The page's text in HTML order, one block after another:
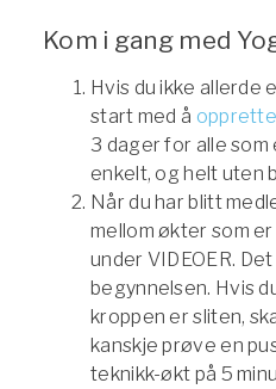
Kom i gang med
Hvis du ikke allerde
start med å
3 dager for alle som
enkelt, og helt uten
Når du har blitt
mellom økter som
under VIDEOER.
begynnelsen. Hvis
kroppen er sliten,
kanskje prøve en
teknikk-økt på 5